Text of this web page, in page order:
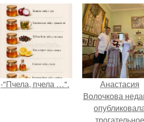
-"Пчела, пчела …".
Анастасия
Волочкова